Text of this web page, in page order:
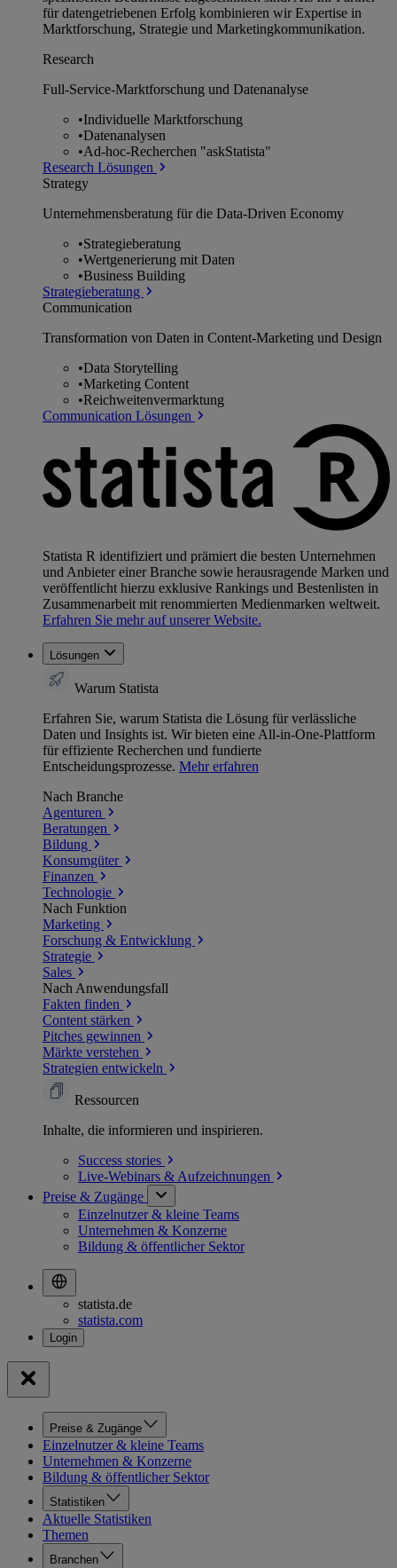
für datengetriebenen Erfolg kombinieren wir Expertise in
Marktforschung, Strategie und Marketingkommunikation.
Research
Full-Service-Marktforschung und Datenanalyse
•Individuelle Marktforschung
•Datenanalysen
•Ad-hoc-Recherchen "askStatista"
Research Lösungen
Strategy
Unternehmens­beratung für die Data-Driven Economy
•Strategieberatung
•Wertgenerierung mit Daten
•Business Building
Strategieberatung
Communication
Transformation von Daten in Content-Marketing und Design
•Data Storytelling
•Marketing Content
•Reichweitenvermarktung
Communication Lösungen
Statista R identifiziert und prämiert die besten Unternehmen
und Anbieter einer Branche sowie herausragende Marken und
veröffentlicht hierzu exklusive Rankings und Bestenlisten in
Zusammenarbeit mit renommierten Medienmarken weltweit.
Erfahren Sie mehr auf unserer Website.
Lösungen
Warum Statista
Erfahren Sie, warum Statista die Lösung für verlässliche
Daten und Insights ist. Wir bieten eine All-in-One-Plattform
für effiziente Recherchen und fundierte
Entscheidungsprozesse. Mehr erfahren
Nach Branche
Agenturen
Beratungen
Bildung
Konsumgüter
Finanzen
Technologie
Nach Funktion
Marketing
Forschung & Entwicklung
Strategie
Sales
Nach Anwendungsfall
Fakten finden
Content stärken
Pitches gewinnen
Märkte verstehen
Strategien entwickeln
Ressourcen
Inhalte, die informieren und inspirieren.
Success stories
Live-Webinars & Aufzeichnungen
Preise & Zugänge
Einzelnutzer & kleine Teams
Unternehmen & Konzerne
Bildung & öffentlicher Sektor
statista.de
statista.com
Preise & Zugänge
Einzelnutzer & kleine Teams
Unternehmen & Konzerne
Bildung & öffentlicher Sektor
Statistiken
Aktuelle Statistiken
Themen
Branchen